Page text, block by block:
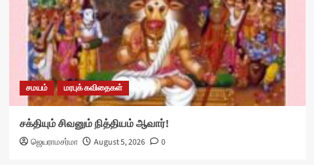
சமயம் மரபுக் கவிதைகள்
சக்தியும் சிவனும் நித்தியம் ஆவார்!
ஜெயராமசர்மா August 5, 2026 0